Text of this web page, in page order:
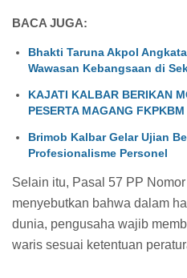
BACA JUGA:
Bhakti Taruna Akpol
Wawasan Kebangsaan di
KAJATI KALBAR BERIKAN
PESERTA MAGANG
Brimob Kalbar Gelar Ujian
Profesionalisme Personel
Selain itu, Pasal 57 PP
menyebutkan bahwa dalam
dunia, pengusaha wajib
waris sesuai ketentuan